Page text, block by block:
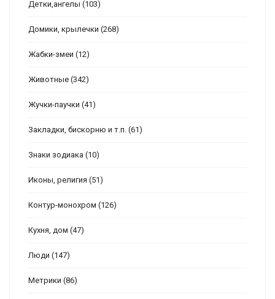
Детки,ангелы (103)
Домики, крылечки (268)
Жабки-змеи (12)
Животные (342)
Жучки-паучки (41)
Закладки, бискорню и т.п. (61)
Знаки зодиака (10)
Иконы, религия (51)
Контур-монохром (126)
Кухня, дом (47)
Люди (147)
Метрики (86)